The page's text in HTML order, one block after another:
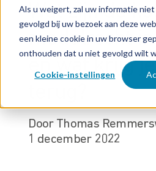
Als u weigert, zal uw informatie
gevolgd bij uw bezoek aan deze
een kleine cookie in uw browser
onthouden dat u niet gevolgd wilt
Cookie-instellingen
Wat zijn de
modelrecht in
en wat krijg
Door Thomas
1 december 2022